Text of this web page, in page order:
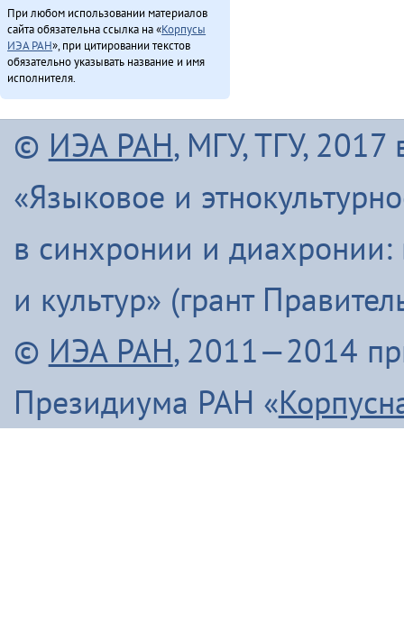
При любом использовании материалов
сайта обязательна ссылка на «Корпусы
ИЭА РАН», при цитировании текстов
обязательно указывать название и имя
исполнителя.
© ИЭА РАН, МГУ, ТГУ, 2017
«Языковое и
в синхронии и диахронии:
и культур» (грант
© ИЭА РАН, 2011—2014
Президиума РАН «